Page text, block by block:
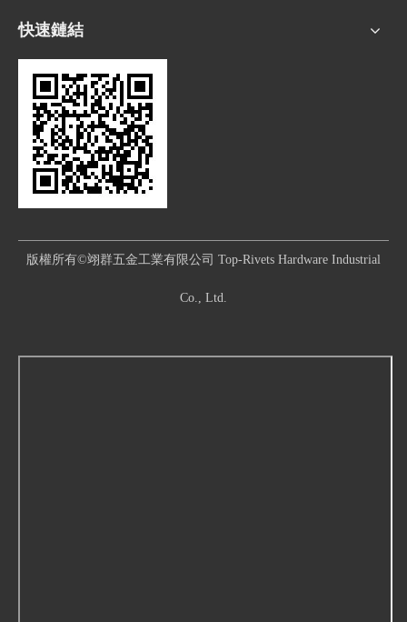
快速鏈結
版權所有©翊群五金工業有限公司 Top-Rivets Hardware Industrial
Co., Ltd.